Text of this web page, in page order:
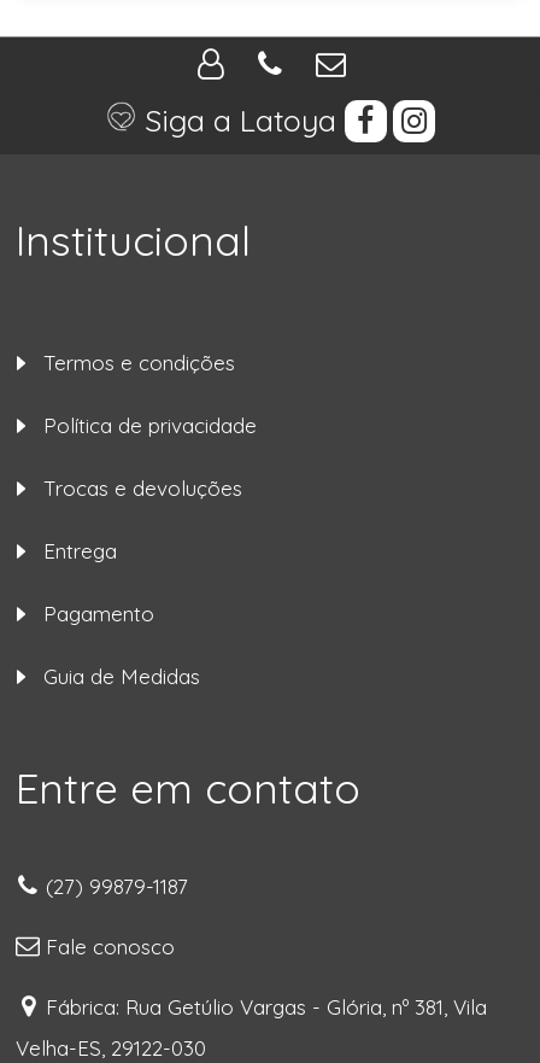
Siga a Latoya
Institucional
Termos e condições
Política de privacidade
Trocas e devoluções
Entrega
Pagamento
Guia de Medidas
Entre em contato
(27) 99879-1187
Fale conosco
Fábrica: Rua Getúlio Vargas - Glória, nº 381, Vila
Velha-ES, 29122-030